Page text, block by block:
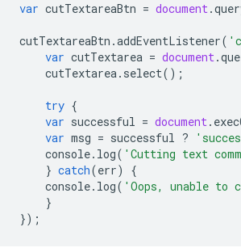
var cutTextareaBtn = document.
cutTextareaBtn .addEventListener(
var cutTextarea = document.
cutTextarea. select();
try {
var successful = document.
var msg = successful ?
console. log( 'Cutting text
} catch(err)
{
console. log( 'Oops, unable to
}
});